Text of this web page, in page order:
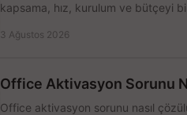
kapsama, hız, kurulum ve bütçeyi
3 Ağustos 2026
Office Aktivasyon Sorunu
Office aktivasyon sorunu nasıl